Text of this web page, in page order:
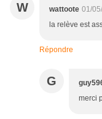
W wattoote 01/
la relève est
Répondre
G
merci